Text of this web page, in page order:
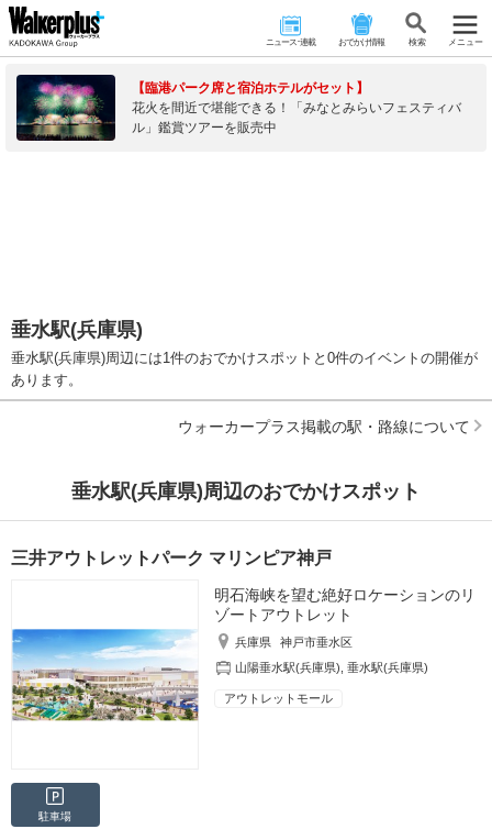
ニュース･連載 おでかけ情報 検 索 メニュー
【臨港パーク席と宿泊ホテルがセット】
花火を間近で堪能できる！「みなとみらいフェスティバ
ル」鑑賞ツアーを販売中
垂水駅(兵庫県)
垂水駅(兵庫県)周辺には1件のおでかけスポットと0件のイベントの開催が
あります。
ウォーカープラス掲載の駅・路線について
垂水駅(兵庫県)周辺のおでかけスポット
三井アウトレットパーク マリンピア神戸
明石海峡を望む絶好ロケーションのリ
ゾートアウトレット
兵庫県
神戸市垂水区
山陽垂水駅(兵庫県) ,垂水駅(兵庫県)
アウトレットモール
駐車場